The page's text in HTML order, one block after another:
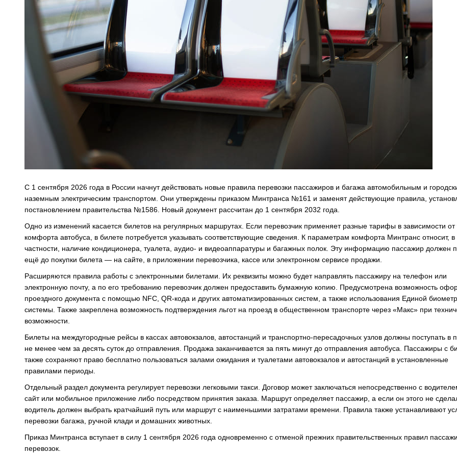
С 1 сентября 2026 года в России начнут действовать новые правила перевозки пассажиров и багажа автомобильным и
наземным электрическим транспортом. Они утверждены приказом Минтранса №161 и заменят действующие правила,
постановлением правительства №1586. Новый документ рассчитан до 1 сентября 2032 года.
Одно из изменений касается билетов на регулярных маршрутах. Если перевозчик применяет разные тарифы в зависимости от
комфорта автобуса, в билете потребуется указывать соответствующие сведения. К параметрам комфорта Минтранс относит, в
частности, наличие кондиционера, туалета, аудио- и видеоаппаратуры и багажных полок. Эту информацию пассажир должен
ещё до покупки билета — на сайте, в приложении перевозчика, кассе или электронном сервисе продажи.
Расширяются правила работы с электронными билетами. Их реквизиты можно будет направлять пассажиру на телефон или
электронную почту, а по его требованию перевозчик должен предоставить бумажную копию. Предусмотрена возможность
проездного документа с помощью NFC, QR-кода и других автоматизированных систем, а также использования Единой
системы. Также закреплена возможность подтверждения льгот на проезд в общественном транспорте через «Макс» при
возможности.
Билеты на междугородные рейсы в кассах автовокзалов, автостанций и транспортно-пересадочных узлов должны поступать в
не менее чем за десять суток до отправления. Продажа заканчивается за пять минут до отправления автобуса. Пассажиры с
также сохраняют право бесплатно пользоваться залами ожидания и туалетами автовокзалов и автостанций в установленные
правилами периоды.
Отдельный раздел документа регулирует перевозки легковыми такси. Договор может заключаться непосредственно с
сайт или мобильное приложение либо посредством принятия заказа. Маршрут определяет пассажир, а если он этого не
водитель должен выбрать кратчайший путь или маршрут с наименьшими затратами времени. Правила также устанавливают
перевозки багажа, ручной клади и домашних животных.
Приказ Минтранса вступает в силу 1 сентября 2026 года одновременно с отменой прежних правительственных правил
перевозок.